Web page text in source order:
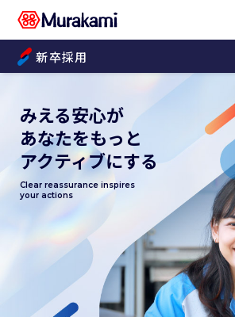
新卒採用
みえる安心が
あなたをもっと
アクティブにする
Clear reassurance inspires
your actions